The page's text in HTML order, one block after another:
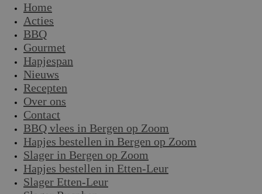
Home
Acties
BBQ
Gourmet
Hapjespan
Nieuws
Recepten
Over ons
Contact
BBQ vlees in Bergen op Zoom
Hapjes bestellen in Bergen op Zoom
Slager in Bergen op Zoom
Hapjes bestellen in Etten-Leur
Slager Etten-Leur